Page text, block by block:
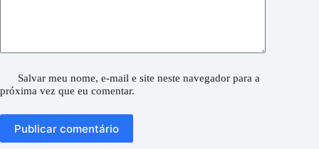
Salvar meu nome, e-mail e site neste navegador para a
próxima vez que eu comentar.
Publicar comentário